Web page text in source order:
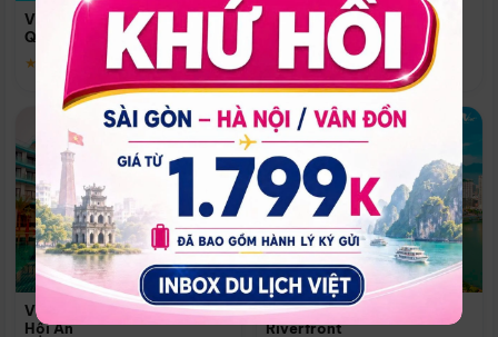
Vinpearl Resort & Spa Phu
Quoc
★ 5.0
Quoc
Phú Quốc
★ 5.0
Vinpearl Resort & Golf Nam
Hội An
Melia Vinpearl Danang
Riverfront